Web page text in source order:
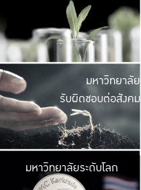
มีพื้นที่เขียวสดใส
เป็นป่าในเมือง เกษต
มหาวิ
ค
เปิดประ
และพบเรื่องราวใ
มหาวิทยาลัย
รับผิดชอบต่อสังคม
มหาวิ
มหาวิทยาลัยระดับโลก